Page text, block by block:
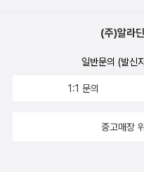
(주)알라
일반문의 (발신
1:1 문의
중고매장